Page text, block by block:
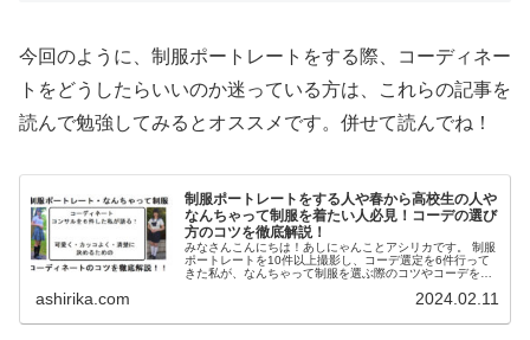
今回のように、制服ポートレートをする際、コーディネー
トをどうしたらいいのか迷っている方は、これらの記事を
読んで勉強してみるとオススメです。併せて読んでね！
制服ポートレートをする人や春から高校生の人や
なんちゃって制服を着たい人必見！コーデの選び
方のコツを徹底解説！
みなさんこんにちは！あしにゃんことアシリカです。 制服
ポートレートを10件以上撮影し、コーデ選定を6件行って
きた私が、なんちゃって制服を選ぶ際のコツやコーデを選
ashirika.com 2024.02.11